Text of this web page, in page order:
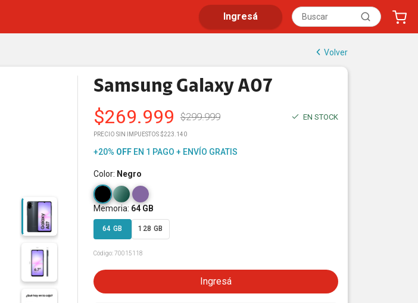
Ingresá
Volver
Samsung Galaxy A07
$269.999 $299.999 EN STOCK
PRECIO SIN IMPUESTOS $223.140
+20% OFFEN 1 PAGO + ENVÍO GRATIS
Color: Negro
Memoria: 64 GB
64 GB 128 GB
Código:70015118
Ingresá